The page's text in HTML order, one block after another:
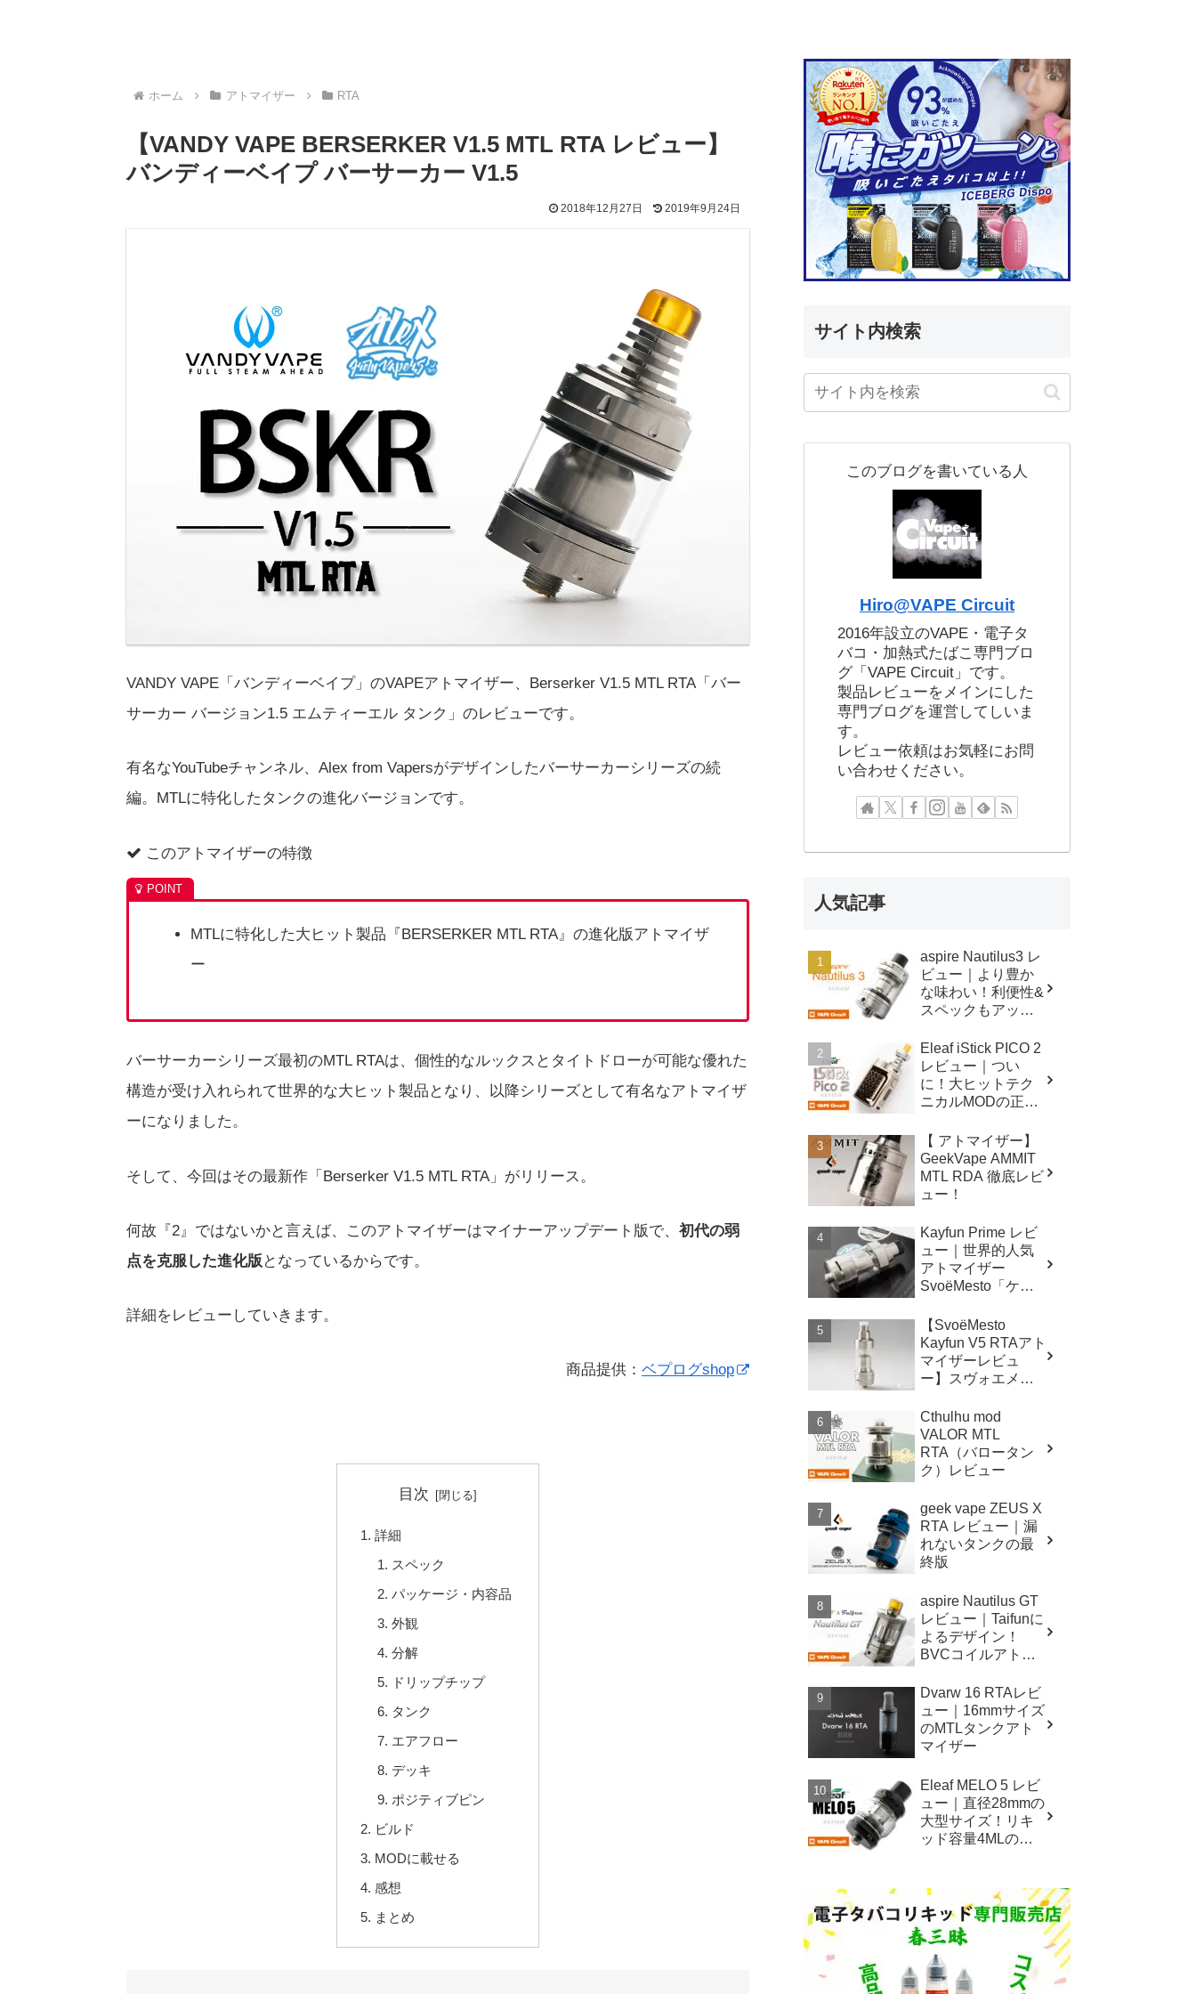
ホーム アトマイザー RTA
【VANDY VAPE BERSERKER V1.5 MTL RTA レビュー】
バンディーベイプ バーサーカー V1.5
2018年12月27日 2019年9月24日
VANDY VAPE「バンディーベイプ」のVAPEアトマイザー、Berserker V1.5 MTL RTA「バー
サーカー バージョン1.5 エムティーエル タンク」のレビューです。
有名なYouTubeチャンネル、Alex from Vapersがデザインしたバーサーカーシリーズの続
編。MTLに特化したタンクの進化バージョンです。
このアトマイザーの特徴
MTLに特化した大ヒット製品『BERSERKER MTL RTA』の進化版アトマイザ
ー
バーサーカーシリーズ最初のMTL RTAは、個性的なルックスとタイトドローが可能な優れた
構造が受け入れられて世界的な大ヒット製品となり、以降シリーズとして有名なアトマイザ
ーになりました。
そして、今回はその最新作「Berserker V1.5 MTL RTA」がリリース。
何故『2』ではないかと言えば、このアトマイザーはマイナーアップデート版で、 初代の弱
点を克服した進化版 となっているからです。
詳細をレビューしていきます。
商品提供： ベプログshop
目次
詳細
スペック
パッケージ・内容品
外観
分解
ドリップチップ
タンク
エアフロー
デッキ
ポジティブピン
ビルド
MODに載せる
感想
まとめ
サイト内検索
このブログを書いている人
Hiro@VAPE Circuit
2016年設立のVAPE・電子タ
バコ・加熱式たばこ専門ブロ
グ「VAPE Circuit」です。
製品レビューをメインにした
専門ブログを運営してしいま
す。
レビュー依頼はお気軽にお問
い合わせください。
人気記事
aspire Nautilus3 レ
ビュー｜より豊か
な味わい！利便性&
スペックもアップ
ザー！
Eleaf iStick PICO 2
レビュー｜つい
に！大ヒットテク
ニカルMODの正統
【 アトマイザー】
GeekVape AMMIT
MTL RDA 徹底レビ
ュー！
Kayfun Prime レビ
ュー｜世界的人気
アトマイザー
SvoëMesto「ケイ
【SvoëMesto
Kayfun V5 RTAアト
マイザーレビュ
ー】スヴォエメス
イブ
Cthulhu mod
VALOR MTL
RTA（バロータン
ク）レビュー
geek vape ZEUS X
RTA レビュー｜漏
れないタンクの最
終版
aspire Nautilus GT
レビュー｜Taifunに
よるデザイン！
BVCコイルアトマ
Dvarw 16 RTAレビ
ュー｜16mmサイズ
のMTLタンクアト
マイザー
Eleaf MELO 5 レビ
ュー｜直径28mmの
大型サイズ！リキ
ッド容量4MLの爆